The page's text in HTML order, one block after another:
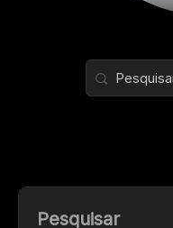
Pesquisar